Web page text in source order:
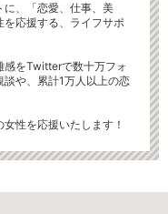
に、「恋愛、仕事、美
応援する、ライフサポ
感をTwitterで数十万フォ
や、累計1万人以上の恋
性を応援いたします！